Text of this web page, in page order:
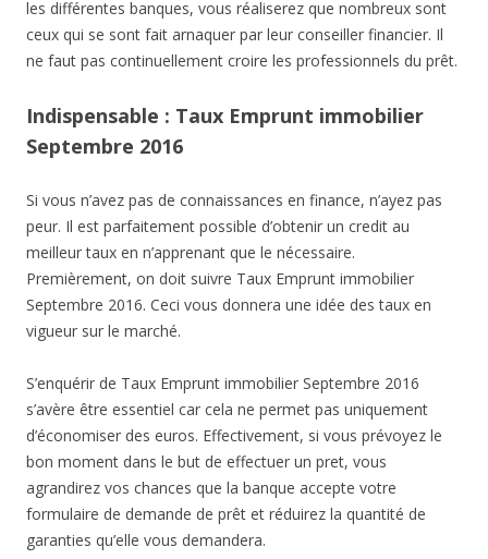
les différentes banques, vous réaliserez que nombreux sont
ceux qui se sont fait arnaquer par leur conseiller financier. Il
ne faut pas continuellement croire les professionnels du prêt.
Indispensable : Taux Emprunt immobilier
Septembre 2016
Si vous n’avez pas de connaissances en finance, n’ayez pas
peur. Il est parfaitement possible d’obtenir un credit au
meilleur taux en n’apprenant que le nécessaire.
Premièrement, on doit suivre Taux Emprunt immobilier
Septembre 2016. Ceci vous donnera une idée des taux en
vigueur sur le marché.
S’enquérir de Taux Emprunt immobilier Septembre 2016
s’avère être essentiel car cela ne permet pas uniquement
d’économiser des euros. Effectivement, si vous prévoyez le
bon moment dans le but de effectuer un pret, vous
agrandirez vos chances que la banque accepte votre
formulaire de demande de prêt et réduirez la quantité de
garanties qu’elle vous demandera.